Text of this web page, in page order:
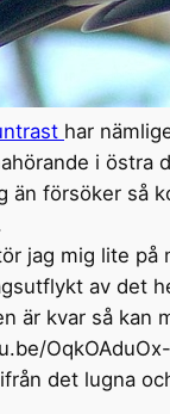
har
i östra
än försöker så
jag mig lite på
av det
är kvar så kan
det lugna